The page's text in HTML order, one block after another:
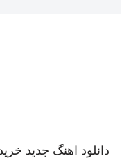
دانلود اهنگ جدید